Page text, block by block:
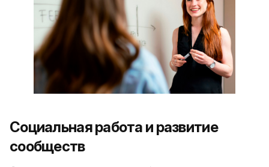
Социальная работа и развитие
сообществ